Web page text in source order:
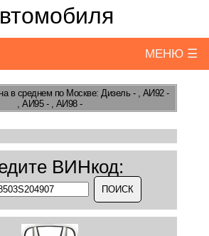
МЕНЮ ☰
в среднем по Москве: Дизель - , АИ92 -
, АИ95 - , АИ98 -
ВИНкод: